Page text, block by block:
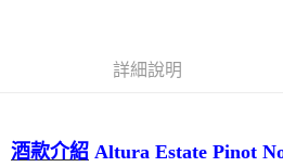
詳細說明
酒款介紹 Altura Estate Pinot